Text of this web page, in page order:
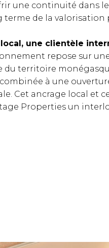
une continuité dans
terme de la valorisation
local, une clientèle
repose sur
du territoire
à une
Cet ancrage local et
Properties un